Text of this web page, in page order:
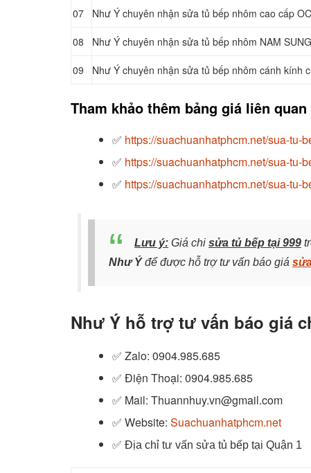
07 Như Ý chuyên nhận sửa tủ bếp nhôm cao cấp
08 Như Ý chuyên nhận sửa tủ bếp nhôm NAM
09 Như Ý chuyên nhận sửa tủ bếp nhôm cánh kính
Tham khảo thêm bảng giá liên
✅ https://suachuanhatphcm.net/sua-tu-
✅ https://suachuanhatphcm.net/sua-tu-
✅ https://suachuanhatphcm.net/sua-tu-
Lưu ý: Giá chi sửa tủ bếp tại 999
Như Ýđể được hỗ trợ tư vấn báo giá
Như Ý hỗ trợ tư vấn báo giá
✅ Zalo: 0904.985.685
✅ Điện Thoại: 0904.985.685
✅ Mail: Thuannhuy.vn@gmail.com
✅ Website: Suachuanhatphcm.net
✅ Địa chỉ tư vấn sửa tủ bếp tại Quận 1